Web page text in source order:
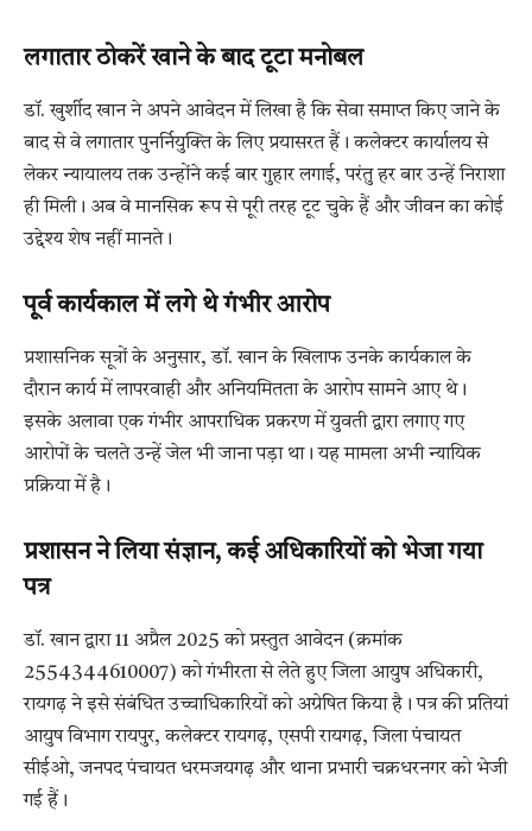
लगातार ठोकरें खाने के बाद टूटा मनोबल
डॉ. खुर्शीद खान ने अपने आवेदन में लिखा है कि सेवा समाप्त किए जाने के
बाद से वे लगातार पुनर्नियुक्ति के लिए प्रयासरत हैं। कलेक्टर कार्यालय से
लेकर न्यायालय तक उन्होंने कई बार गुहार लगाई, परंतु हर बार उन्हें निराशा
ही मिली। अब वे मानसिक रूप से पूरी तरह टूट चुके हैं और जीवन का कोई
उद्देश्य शेष नहीं मानते।
पूर्व कार्यकाल में लगे थे गंभीर आरोप
प्रशासनिक सूत्रों के अनुसार, डॉ. खान के खिलाफ उनके कार्यकाल के
दौरान कार्य में लापरवाही और अनियमितता के आरोप सामने आए थे।
इसके अलावा एक गंभीर आपराधिक प्रकरण में युवती द्वारा लगाए गए
आरोपों के चलते उन्हें जेल भी जाना पड़ा था। यह मामला अभी न्यायिक
प्रक्रिया में है।
प्रशासन ने लिया संज्ञान, कई अधिकारियों को भेजा गया
पत्र
डॉ. खान द्वारा 11 अप्रैल 2025 को प्रस्तुत आवेदन (क्रमांक
2554344610007) को गंभीरता से लेते हुए जिला आयुष अधिकारी,
रायगढ़ ने इसे संबंधित उच्चाधिकारियों को अग्रेषित किया है। पत्र की प्रतियां
आयुष विभाग रायपुर, कलेक्टर रायगढ़, एसपी रायगढ़, जिला पंचायत
सीईओ, जनपद पंचायत धरमजयगढ़ और थाना प्रभारी चक्रधरनगर को भेजी
गई हैं।